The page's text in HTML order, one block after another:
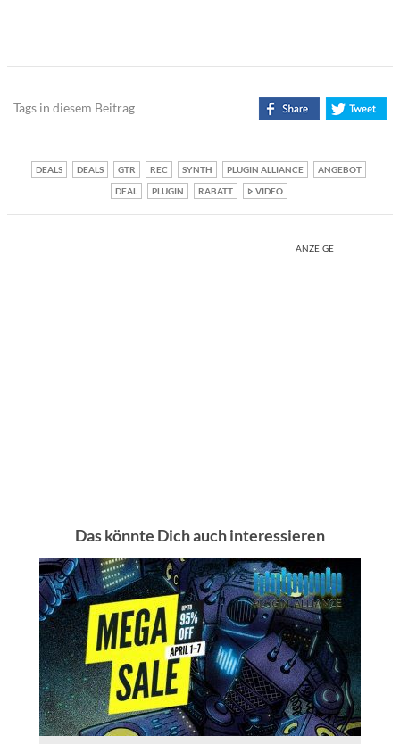
Tags in diesem Beitrag
DEALS DEALS GTR REC SYNTH PLUGIN ALLIANCE
ANGEBOT
DEAL
PLUGIN RABATT VIDEO
ANZEIGE
Das könnte Dich auch interessieren